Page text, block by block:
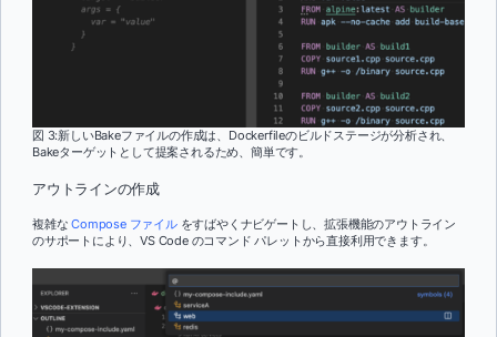
図 3:新しいBakeファイルの作成は、Dockerfileのビルドステージが分析され、
Bakeターゲットとして提案されるため、簡単です。
アウトラインの作成
複雑なCompose ファイルをすばやくナビゲートし、拡張機能のアウトライン
のサポートにより、VS Code のコマンド パレットから直接利用できます。